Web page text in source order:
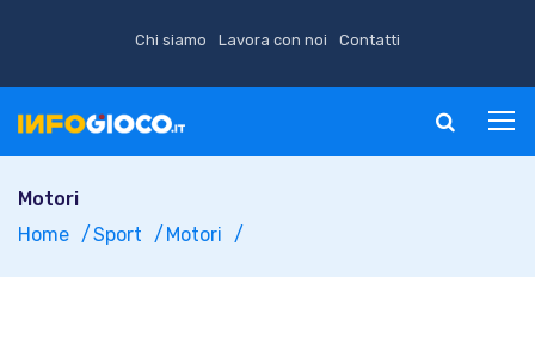
Chi siamo Lavora con noi Contatti
Motori
Home
Sport Motori